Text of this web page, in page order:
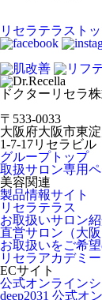
リセラテラスト
ドクターリセラ
〒533-0033
大阪府大阪市東
1-7-17リセラビル
グループトップ
取扱サロン専用
美容関連
製品情報サイト
リセラテラス
お取扱いサロン
直営サロン（大阪
お取扱いをご希
リセラアカデミー
ECサイト
公式オンライン
deep2031 公式オ